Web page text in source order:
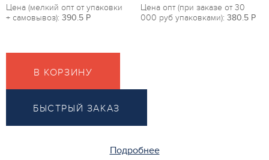
Цена (мелкий опт от упаковки
+ самовывоз): 390.5 P
Цена опт (при заказе от 30
000 руб упаковками): 380.5 P
В КОРЗИНУ
БЫСТРЫЙ ЗАКАЗ
Подробнее